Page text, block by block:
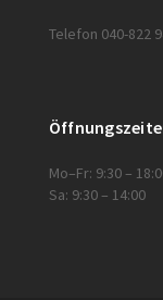
Telefon 040-822
Mo–Fr: 9:30 –
Sa: 9:30 – 14:00